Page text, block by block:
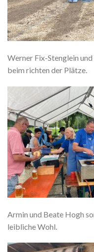
Werner Fix-Stenglein
beim richten der Plätze.
Armin und Beate Hogh
leibliche Wohl.